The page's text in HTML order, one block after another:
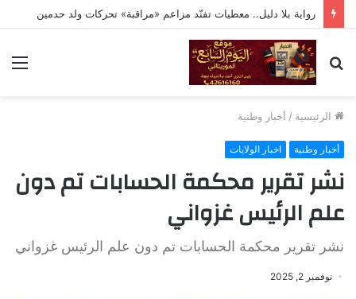
رواية بلا دليل.. معطيات تفنّد مزاعم «مراقبة» تحركات ولد حدمين
بحث
عن
الرئيسية / أخبار وطنية
أخبار وطنية اخبار الولايات
نشر تقرير محكمة الحسابات تم دون
علم الرئيس غزواني
نشر تقرير محكمة الحسابات تم دون علم الرئيس غزواني
نوفمبر 2, 2025